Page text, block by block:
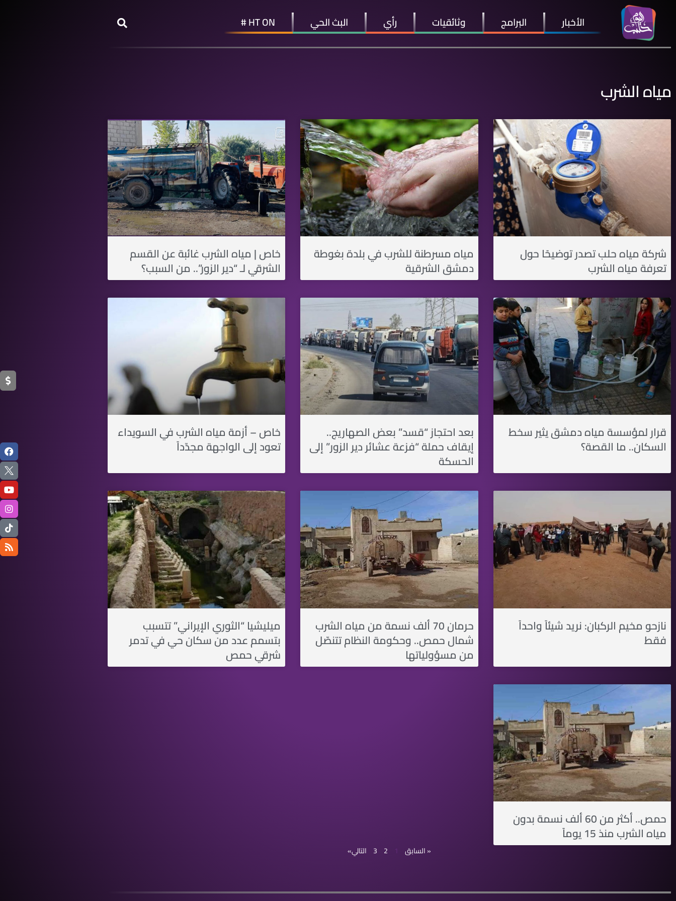
الأخبار البرامج وثائقيات رأي البث الحي HT ON #
مياه الشرب
شركة مياه حلب تصدر توضيحًا حول
تعرفة مياه الشرب
مياه مسرطنة للشرب في بلدة بغوطة
دمشق الشرقية
خاص | مياه الشرب غائبة عن القسم
الشرقي لـ “دير الزور”.. من السبب؟
قرار لمؤسسة مياه دمشق يثير سخط
السكان.. ما القصة؟
بعد احتجاز “قسد” بعض الصهاريج..
إيقاف حملة “فزعة عشائر دير الزور” إلى
الحسكة
خاص – أزمة مياه الشرب في السويداء
تعود إلى الواجهة مجدّداً
نازحو مخيم الركبان: نريد شيئاً واحداً
فقط
حرمان 70 ألف نسمة من مياه الشرب
شمال حمص.. وحكومة النظام تتنصّل
من مسؤولياتها
ميليشيا “الثوري الإيراني” تتسبب
بتسمم عدد من سكان حي في تدمر
شرقي حمص
حمص.. أكثر من 60 ألف نسمة بدون
مياه الشرب منذ 15 يوماً
« السابق 1
2
3 التالي»